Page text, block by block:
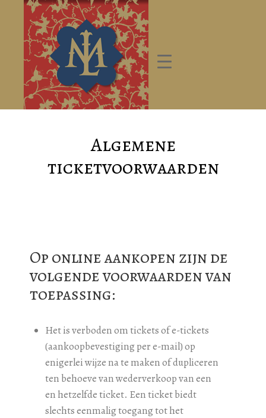
Algemene
ticketvoorwaarden
Op online aankopen zijn de
volgende voorwaarden van
toepassing:
Het is verboden om tickets of e-tickets
(aankoopbevestiging per e-mail) op
enigerlei wijze na te maken of dupliceren
ten behoeve van wederverkoop van een
en hetzelfde ticket. Een ticket biedt
slechts eenmalig toegang tot het